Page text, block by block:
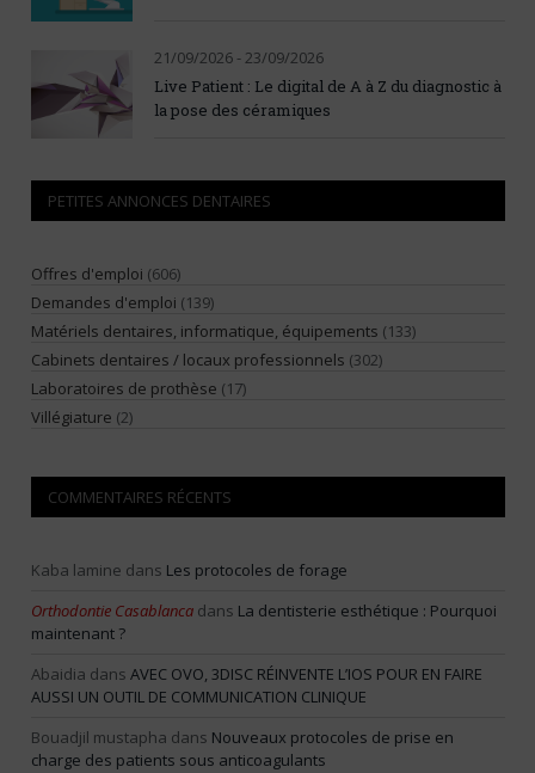
21/09/2026 - 23/09/2026
Live Patient : Le digital de A à Z du diagnostic à
la pose des céramiques
PETITES ANNONCES DENTAIRES
Offres d'emploi (606)
Demandes d'emploi (139)
Matériels dentaires, informatique, équipements (133)
Cabinets dentaires / locaux professionnels (302)
Laboratoires de prothèse (17)
Villégiature (2)
COMMENTAIRES RÉCENTS
Kaba lamine dans Les protocoles de forage
Orthodontie Casablanca dans La dentisterie esthétique : Pourquoi
maintenant ?
Abaidia dans AVEC OVO, 3DISC RÉINVENTE L’IOS POUR EN FAIRE
AUSSI UN OUTIL DE COMMUNICATION CLINIQUE
Bouadjil mustapha dans Nouveaux protocoles de prise en
charge des patients sous anticoagulants